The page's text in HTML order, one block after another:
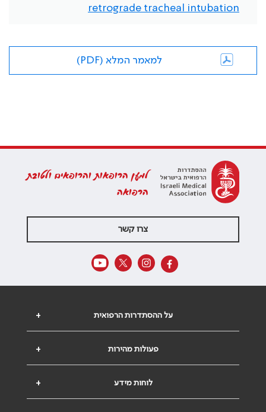
retrograde tracheal intubation
למאמר המלא (PDF)
למען הרופאות והרופאים ולטובת
הרפואה
צרו קשר
+ על ההסתדרות הרפואית
+ פעולות מהירות
+ לוחות מידע